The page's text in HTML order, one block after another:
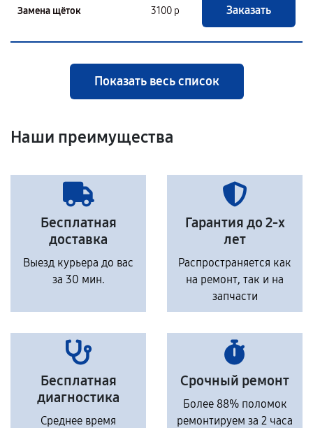
Замена щёток 3100 р Заказать
Показать весь список
Наши преимущества
Бесплатная
доставка
Выезд курьера до вас
за 30 мин.
Гарантия до 2-х
лет
Распространяется как
на ремонт, так и на
запчасти
Бесплатная
диагностика
Среднее время
Срочный ремонт
Более 88% поломок
ремонтируем за 2 часа